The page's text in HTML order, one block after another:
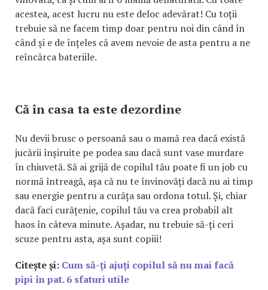
acestea, acest lucru nu este deloc adevărat! Cu toții
trebuie să ne facem timp doar pentru noi din când în
când și e de înțeles că avem nevoie de asta pentru a ne
reîncărca bateriile.
Că în casa ta este dezordine
Nu devii brusc o persoană sau o mamă rea dacă există
jucării înșiruite pe podea sau dacă sunt vase murdare
în chiuvetă. Să ai grijă de copilul tău poate fi un job cu
normă întreagă, așa că nu te învinovăți dacă nu ai timp
sau energie pentru a curăța sau ordona totul. Și, chiar
dacă faci curățenie, copilul tău va crea probabil alt
haos în câteva minute. Așadar, nu trebuie să-ți ceri
scuze pentru asta, așa sunt copiii!
Citește și: Cum să-ți ajuți copilul să nu mai facă
pipi în pat. 6 sfaturi utile